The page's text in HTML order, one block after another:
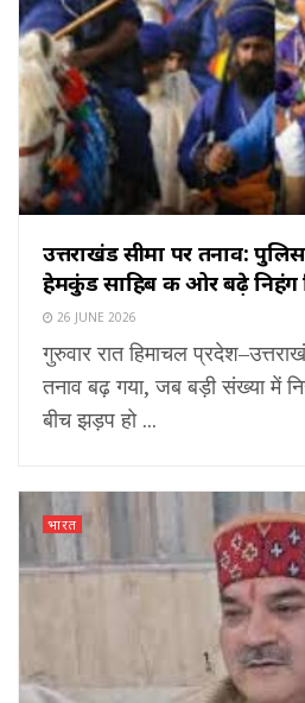
उत्तराखंड सीमा पर तनाव:
हेमकुंड साहिब की ओर बढ़े निहंग
26 JUNE 2026
गुरुवार रात हिमाचल
तनाव बढ़ गया, जब बड़ी संख्या में
बीच झड़प हो ...
भारत